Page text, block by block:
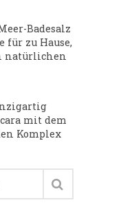
Badesalz
für zu Hause,
natürlichen
mit dem
Komplex